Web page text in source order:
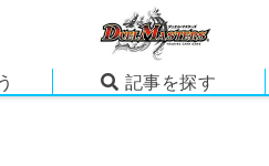
記事を探す